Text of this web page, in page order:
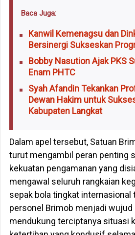
Baca Juga:
Kanwil Kemenagsu dan
Bersinergi Sukseskan
Bobby Nasution Ajak PKS
Enam PHTC
Syah Afandin Tekankan
Dewan Hakim untuk
Kabupaten Langkat
Dalam apel tersebut, Satuan
turut mengambil peran penting
kekuatan pengamanan yang
mengawal seluruh rangkaian
sepak bola tingkat internasional
personel Brimob menjadi
mendukung terciptanya situasi